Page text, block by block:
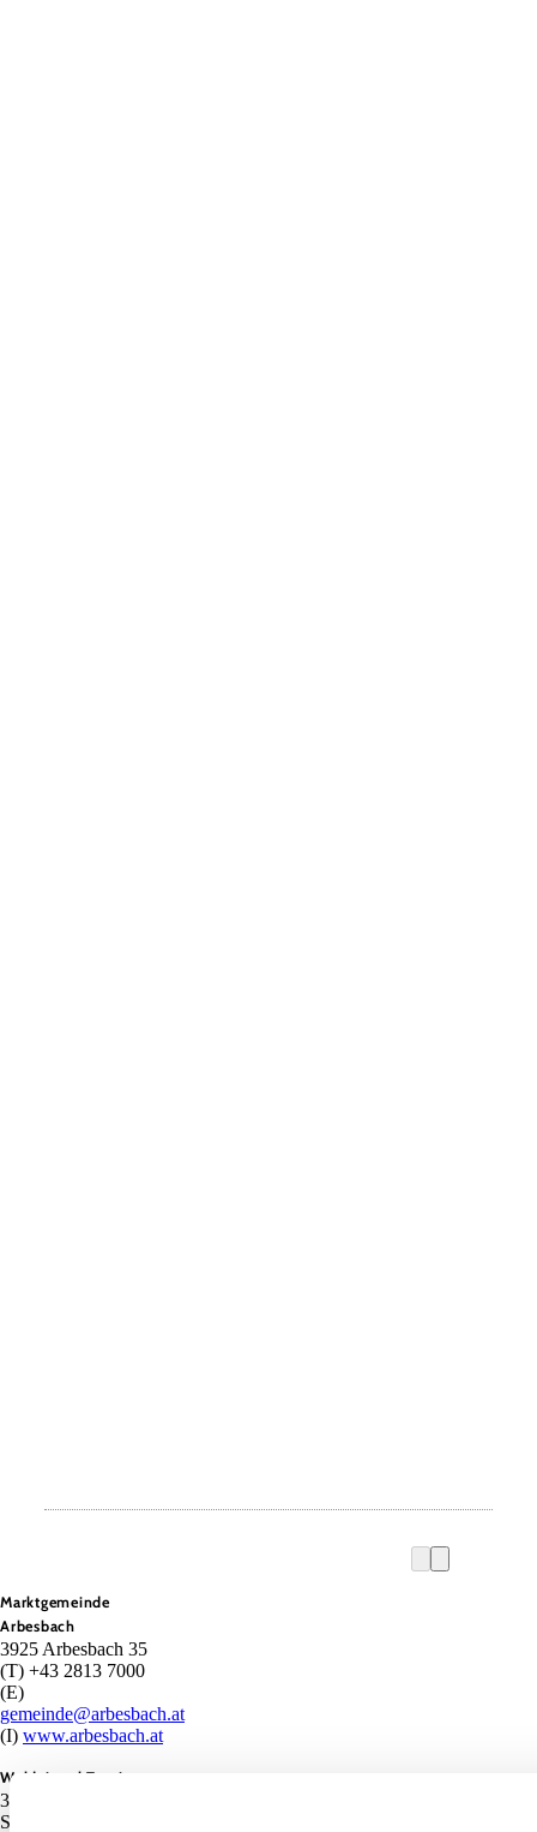
Marktgemeinde
Arbesbach
3925 Arbesbach 35
(T) +43 2813 7000
(E)
gemeinde@arbesbach.at
(I) www.arbesbach.at
Waldviertel Tourismus
3910 Zwettl,
Sparkassenplatz 1/2/2